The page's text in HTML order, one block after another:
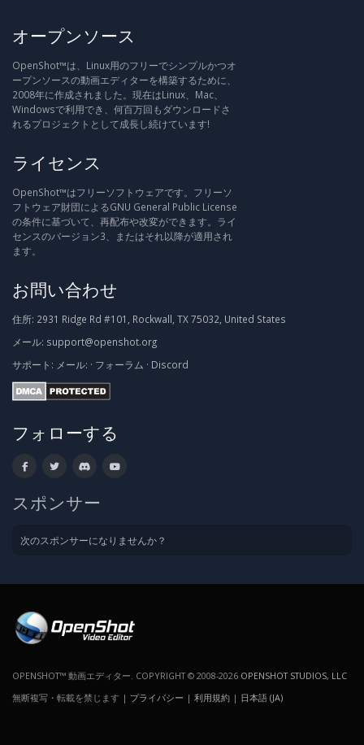
オープンソース
OpenShot™は、Linux用のフリーでシンプルかつオ
ープンソースの動画エディターを構築するために、
2008年に作成されました。現在はLinux、Mac、
Windowsで利用でき、何百万回もダウンロードさ
れるプロジェクトとして成長し続けています!
ライセンス
OpenShot™はフリーソフトウェアです。フリーソ
フトウェア財団によるGNU General Public License
の条件に基づいて、再配布や改変ができます。ライ
センスのバージョン3、またはそれ以降が適用され
ます。
お問い合わせ
住所: 2931 Ridge Rd #101, Rockwall, TX 75032, United States
メール: support@openshot.org
サポート: メール: · フォーラム · Discord
フォローする
スポンサー
次のスポンサーになりませんか？
OPENSHOT™ 動画エディター. COPYRIGHT © 2008-2026 OPENSHOT STUDIOS, LLC
無断複写・転載を禁じます | プライバシー | 利用規約 | 日本語 (JA)